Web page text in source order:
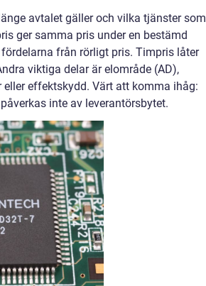
avtalet gäller och vilka tjänster som
ger samma pris under en bestämd
från rörligt pris. Timpris låter
viktiga delar är elområde (AD),
effektskydd. Värt att komma ihåg:
inte av leverantörsbytet.